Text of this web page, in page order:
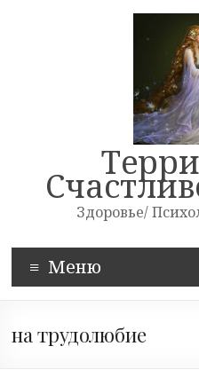
Здоровье/
Меню
на трудолюбие